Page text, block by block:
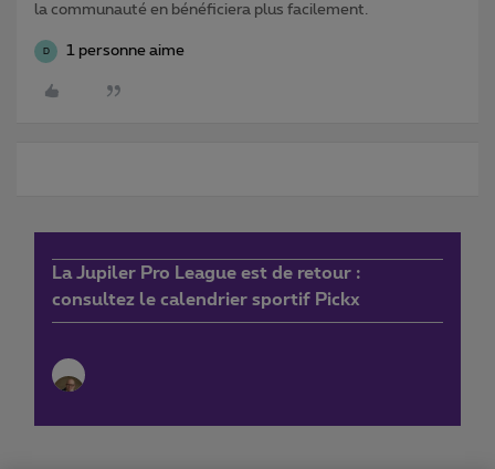
la communauté en bénéficiera plus facilement.
D 1 personne aime
La Jupiler Pro League est de retour :
consultez le calendrier sportif Pickx